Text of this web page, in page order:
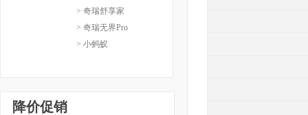
> 奇瑞舒享家
> 奇瑞无界Pro
> 小蚂蚁
降价促销